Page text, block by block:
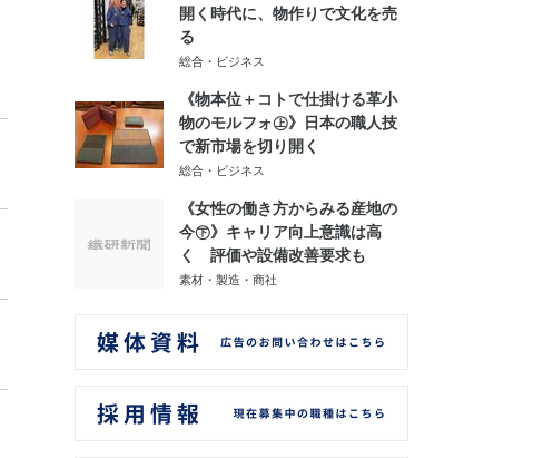
開く時代に、物作りで文化を売
る
総合・ビジネス
《物本位＋コトで仕掛ける革小
物のモルフォ㊤》日本の職人技
で新市場を切り開く
総合・ビジネス
《女性の働き方からみる産地の
今㊦》キャリア向上意識は高
く 評価や設備改善要求も
素材・製造・商社